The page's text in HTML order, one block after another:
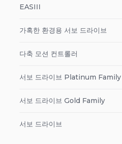
EASIII
가혹한 환경용 서보 드라이브
다축 모션 컨트롤러
서보 드라이브 Platinum Family
서보 드라이브 Gold Family
서보 드라이브